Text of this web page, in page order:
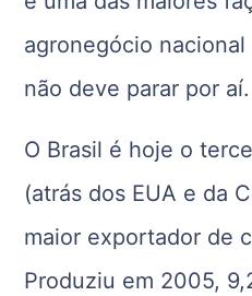
agronegócio
não deve parar por aí.
O Brasil é hoje o
(atrás dos EUA e da
maior exportador de
Produziu em 2005,